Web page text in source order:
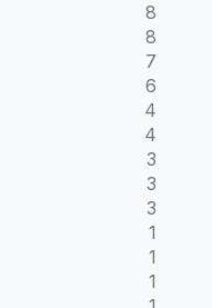
8
8
7
6
4
4
3
3
3
1
1
1